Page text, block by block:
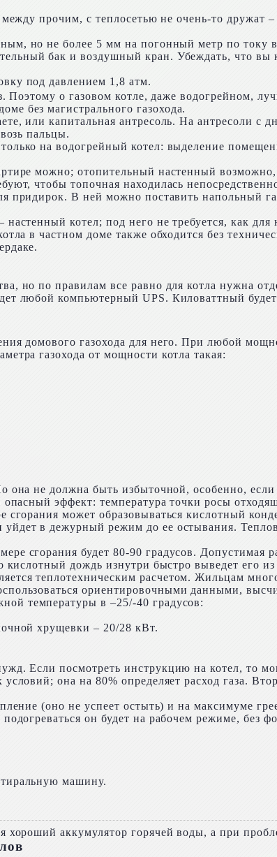
прочим, с теплосетью не очень-то дружат
но не более 5 мм на погонный метр по току
бак и воздушный кран. Убеждать, что вы
под давлением 1,8 атм.
Поэтому о газовом котле, даже водогрейном,
без магистрального газохода.
или капитальная антресоль. На антресоли
пальцы.
на водогрейный котел: выделение
можно; отопительный настенный
чтобы топочная находилась
придирок. В ней можно поставить напольный
котел; под него не требуется, как
в частном доме также обходится без
но по правилам все равно для котла нужна
любой компьютерный UPS. Киловаттный
домового газохода для него. При любой
газохода от мощности котла такая:
не должна быть избыточной, особенно,
опасный эффект: температура точки росы
может образовываться кислотный
в дежурный режим до ее остывания.
сгорания будет 80-90 градусов. Допустимая
дождь изнутри быстро выведет его из
теплотехническим расчетом. Жильцам
ориентировочными данными,
температуры в –25/-40 градусов:
хрущевки – 20/28 кВт.
Если посмотреть инструкцию на котел, то
она на 80% определяет расход газа.
(оно не успеет остыть) и на максимуме
он будет на рабочем режиме, без
машину.
хороший аккумулятор горячей воды, а при